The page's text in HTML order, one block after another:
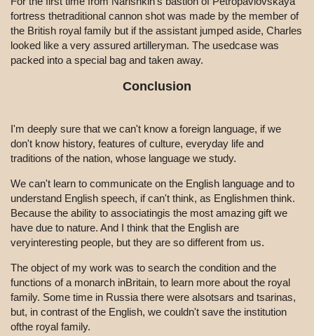
fortress thetraditional cannon shot was made by the member of
the British royal family but if the assistant jumped aside, Charles
looked like a very assured artilleryman. The usedcase was
packed into a special bag and taken away.
Conclusion
I'm deeply sure that we can't know a foreign language, if we
don't know history, features of culture, everyday life and
traditions of the nation, whose language we study.
We can't learn to communicate on the English language and to
understand English speech, if can't think, as Englishmen think.
Because the ability to associatingis the most amazing gift we
have due to nature. And I think that the English are
veryinteresting people, but they are so different from us.
The object of my work was to search the condition and the
functions of a monarch inBritain, to learn more about the royal
family. Some time in Russia there were alsotsars and tsarinas,
but, in contrast of the English, we couldn't save the institution
ofthe royal family.